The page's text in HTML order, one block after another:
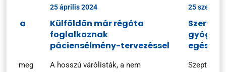
a
meg
25 április 2024
Külföldön már régóta
foglalkoznak
páciensélmény-tervezéssel
A hosszú várólisták, a nem
25